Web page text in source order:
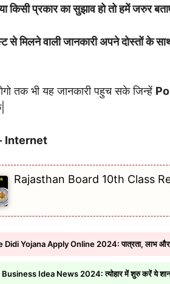
किसी प्रकार का सुझाव हो तो हमें जरुर
से मिलने वाली जानकारी अपने
तक भी यह जानकारी पहुच सके जिन्हें
Internet
Rajasthan Board 10th Class
Yojana Apply Online 2024: पात्रता, लाभ और
Idea News 2024: त्योहार में शुरु करें ये